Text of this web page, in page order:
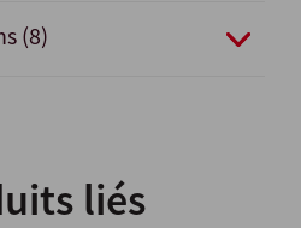
(8)
liés